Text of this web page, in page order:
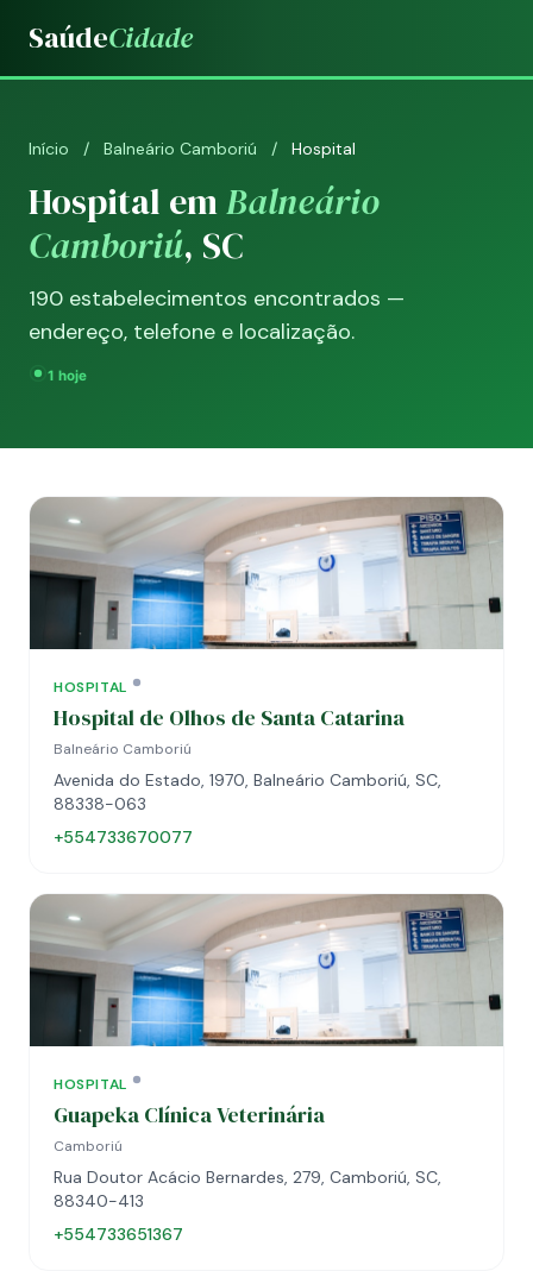
SaúdeCidade
Início / Balneário Camboriú / Hospital
Hospital emBalneário
Camboriú, SC
190 estabelecimentos encontrados —
endereço, telefone e localização.
HOSPITAL
Hospital de Olhos de Santa Catarina
Balneário Camboriú
Avenida do Estado, 1970, Balneário Camboriú, SC,
88338-063
+554733670077
HOSPITAL
Guapeka Clínica Veterinária
Camboriú
Rua Doutor Acácio Bernardes, 279, Camboriú, SC,
88340-413
+554733651367